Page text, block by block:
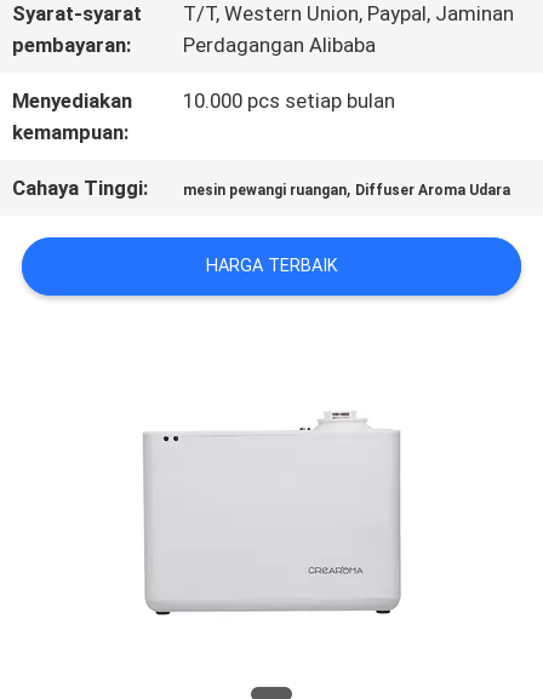
KUALITAS
HUBUNGI
KAMI
BERITA
PENAWARAN
KEBIJAKAN
Syarat-syarat
pembayaran:
T/T, Western Union, Paypal, Jaminan
Perdagangan Alibaba
Menyediakan
kemampuan:
10.000 pcs setiap bulan
Cahaya Tinggi: mesin pewangi ruangan, Diffuser Aroma Udara
HARGA TERBAIK